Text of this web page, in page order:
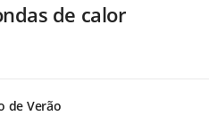
de calor
de Verão